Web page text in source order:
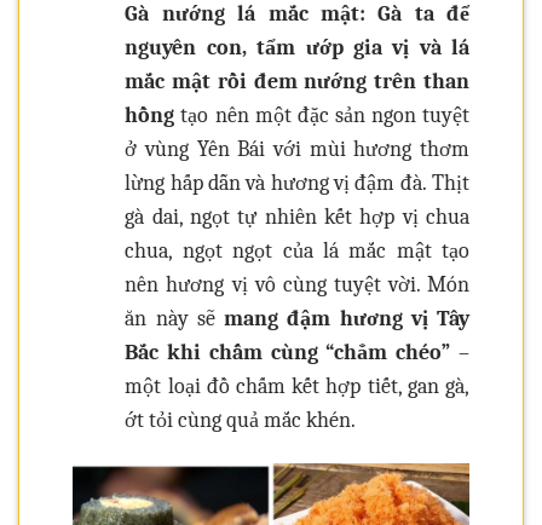
Gà nướng lá mắc mật: Gà ta để
nguyên con, tẩm ướp gia vị và lá
mắc mật rồi đem nướng trên than
hồng tạo nên một đặc sản ngon tuyệt
ở vùng Yên Bái với mùi hương thơm
lừng hấp dẫn và hương vị đậm đà. Thịt
gà dai, ngọt tự nhiên kết hợp vị chua
chua, ngọt ngọt của lá mắc mật tạo
nên hương vị vô cùng tuyệt vời. Món
ăn này sẽmang đậm hương vị Tây
Bắc khi chấm cùng “chẳm chéo” –
một loại đồ chấm kết hợp tiết, gan gà,
ớt tỏi cùng quả mắc khén.